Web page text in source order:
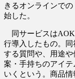
きるオンラインで
始した。
同サービスは
行導入したもの。
する質問や、用途
案・手持ちのアイ
いくという。商品